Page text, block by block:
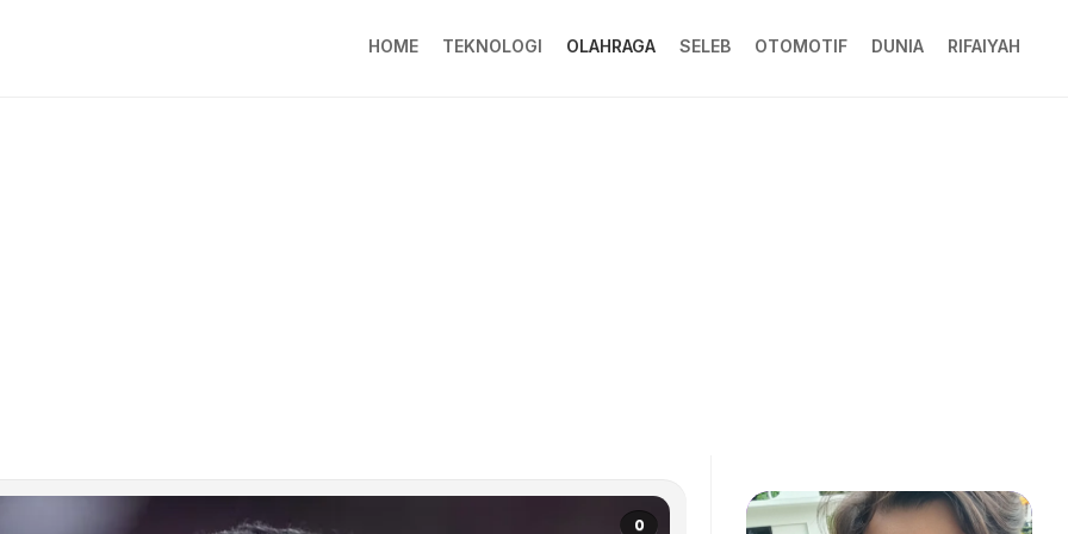
HOME TEKNOLOGI OLAHRAGA SELEB OTOMOTIF DUNIA RIFAIYAH
0